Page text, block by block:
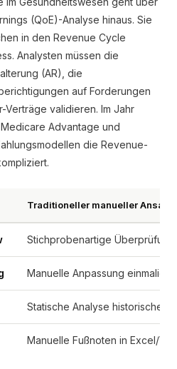
(QoE)-Analyse hinaus. Sie
in den Revenue Cycle
Analysten müssen die
(AR), die
auf Forderungen
Verträge validieren. Im Jahr
Advantage und
die Revenue-
Traditioneller manueller Ansatz
Stichprobenartige
Manuelle Anpassung
Statische Analyse historischer
Manuelle Fußnoten in Excel/